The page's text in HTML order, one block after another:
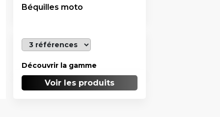
Béquilles moto
Découvrir la gamme
Voir les produits